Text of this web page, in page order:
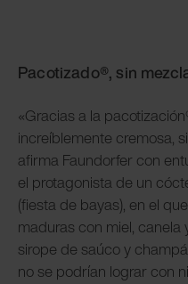
Pacotizado®, sin
«Gracias a la
increíblemente cremosa,
afirma Faundorfer con
el protagonista de un
(fiesta de bayas), en el
maduras con miel, canela
sirope de saúco y
no se podrían lograr con